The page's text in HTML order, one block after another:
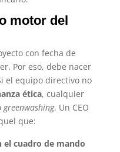
motor del
con fecha de
Por eso, debe nacer
el equipo directivo no
ética, cualquier
greenwashing. Un CEO
que:
cuadro de mando